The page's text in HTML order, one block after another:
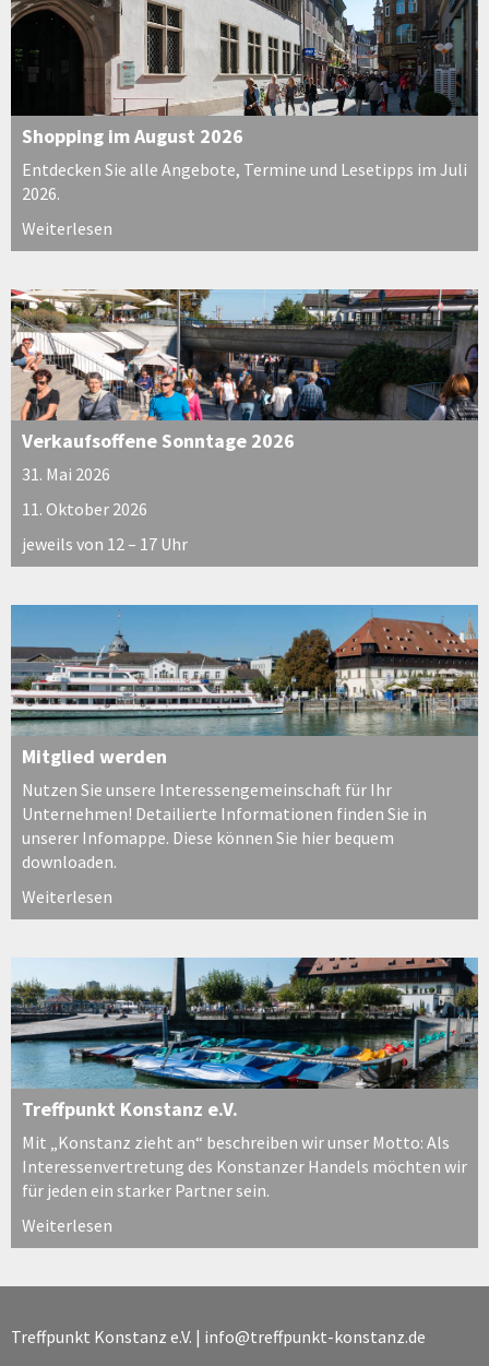
Shopping im August 2026
Entdecken Sie alle Angebote, Termine und Lesetipps im Juli
2026.
Weiterlesen
Verkaufsoffene Sonntage 2026
31. Mai 2026
11. Oktober 2026
jeweils von 12 – 17 Uhr
Mitglied werden
Nutzen Sie unsere Interessengemeinschaft für Ihr
Unternehmen! Detailierte Informationen finden Sie in
unserer Infomappe. Diese können Sie hier bequem
downloaden.
Weiterlesen
Treffpunkt Konstanz e.V.
Mit „Konstanz zieht an“ beschreiben wir unser Motto: Als
Interessenvertretung des Konstanzer Handels möchten wir
für jeden ein starker Partner sein.
Weiterlesen
Treffpunkt Konstanz e.V. | info@treffpunkt-konstanz.de